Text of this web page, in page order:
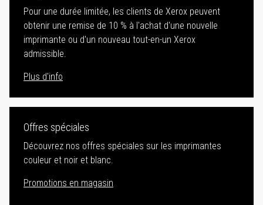
Pour une durée limitée, les clients de Xerox peuvent
obtenir une remise de 10 % à l'achat d'une nouvelle
imprimante ou d'un nouveau tout-en-un Xerox
admissible.
Plus d'info
Offres spéciales
Découvrez nos offres spéciales sur les imprimantes
couleur et noir et blanc.
Promotions en magasin